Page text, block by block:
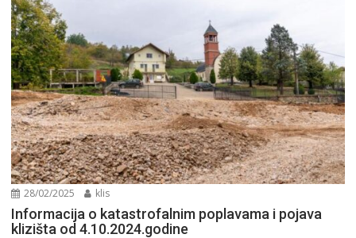
28/02/2025 klis
Informacija o katastrofalnim poplavama i pojava
klizišta od 4.10.2024.godine